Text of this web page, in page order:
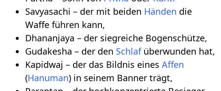
Savyasachi – der mit beiden Händen die
Waffe führen kann,
Dhananjaya – der siegreiche Bogenschütze,
Gudakesha – der den Schlafüberwunden hat,
Kapidwaj – der das Bildnis eines Affen
(Hanuman) in seinem Banner trägt,